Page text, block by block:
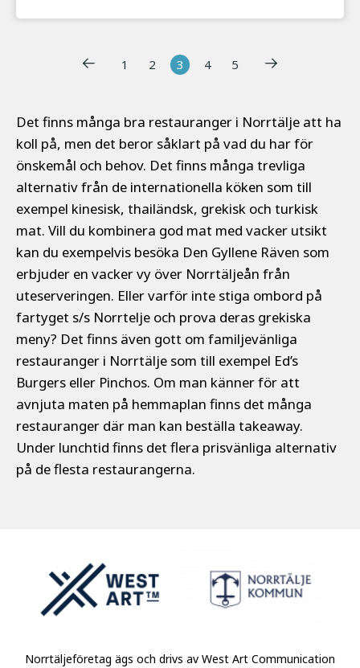
1 2 3 4 5
Det finns många bra restauranger i Norrtälje att ha
koll på, men det beror såklart på vad du har för
önskemål och behov. Det finns många trevliga
alternativ från de internationella köken som till
exempel kinesisk, thailändsk, grekisk och turkisk
mat. Vill du kombinera god mat med vacker utsikt
kan du exempelvis besöka Den Gyllene Räven som
erbjuder en vacker vy över Norrtäljeån från
uteserveringen. Eller varför inte stiga ombord på
fartyget s/s Norrtelje och prova deras grekiska
meny? Det finns även gott om familjevänliga
restauranger i Norrtälje som till exempel Ed’s
Burgers eller Pinchos. Om man känner för att
avnjuta maten på hemmaplan finns det många
restauranger där man kan beställa takeaway.
Under lunchtid finns det flera prisvänliga alternativ
på de flesta restaurangerna.
Norrtäljeföretag ägs och drivs av West Art Communication